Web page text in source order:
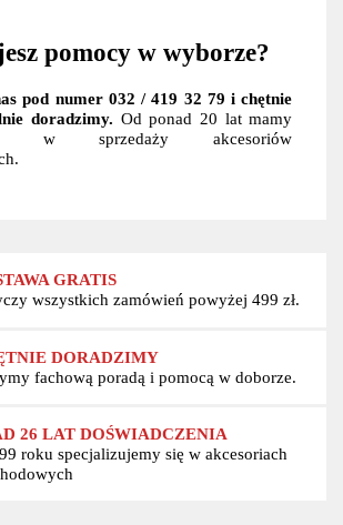
pomocy w wyborze?
pod numer 032 / 419 32 79 i chętnie
doradzimy. Od ponad 20 lat mamy
w sprzedaży akcesoriów
GRATIS
wszystkich zamówień powyżej 499 zł.
DORADZIMY
fachową poradą i pomocą w doborze.
26 LAT DOŚWIADCZENIA
roku specjalizujemy się w akcesoriach